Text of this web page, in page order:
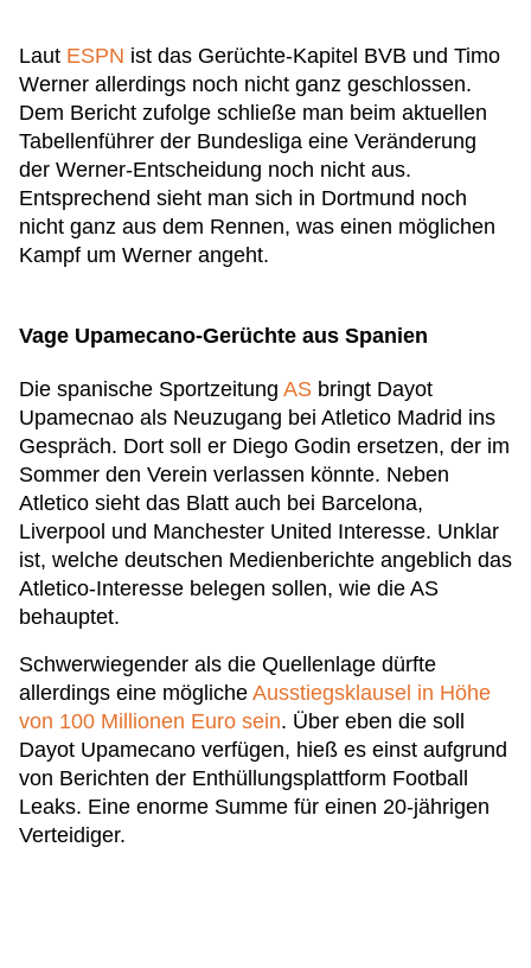
Laut ESPN ist das Gerüchte-Kapitel BVB und Timo
Werner allerdings noch nicht ganz geschlossen.
Dem Bericht zufolge schließe man beim aktuellen
Tabellenführer der Bundesliga eine Veränderung
der Werner-Entscheidung noch nicht aus.
Entsprechend sieht man sich in Dortmund noch
nicht ganz aus dem Rennen, was einen möglichen
Kampf um Werner angeht.
Vage Upamecano-Gerüchte aus Spanien
Die spanische Sportzeitung AS bringt Dayot
Upamecnao als Neuzugang bei Atletico Madrid ins
Gespräch. Dort soll er Diego Godin ersetzen, der im
Sommer den Verein verlassen könnte. Neben
Atletico sieht das Blatt auch bei Barcelona,
Liverpool und Manchester United Interesse. Unklar
ist, welche deutschen Medienberichte angeblich das
Atletico-Interesse belegen sollen, wie die AS
behauptet.
Schwerwiegender als die Quellenlage dürfte
allerdings eine mögliche Ausstiegsklausel in Höhe
von 100 Millionen Euro sein. Über eben die soll
Dayot Upamecano verfügen, hieß es einst aufgrund
von Berichten der Enthüllungsplattform Football
Leaks. Eine enorme Summe für einen 20-jährigen
Verteidiger.